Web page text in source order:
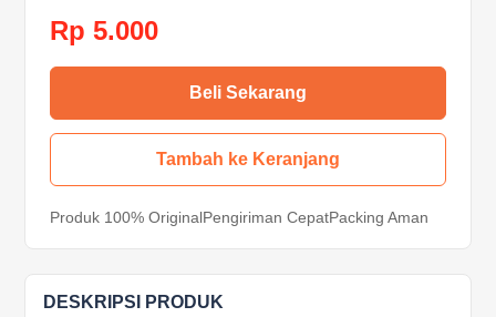
Rp 5.000
Beli Sekarang
Tambah ke Keranjang
Produk 100% OriginalPengiriman CepatPacking Aman
DESKRIPSI PRODUK